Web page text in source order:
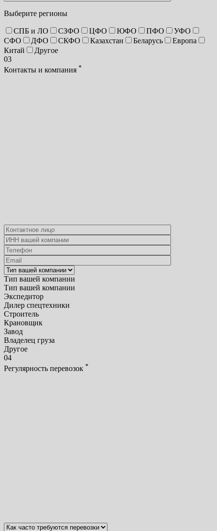
Выберите регионы
СПБ и ЛО СЗФО ЦФО ЮФО ПФО
УФО
СФО
ДФО СКФО Казахстан Беларусь
Европа
Китай
Другое
03
Контакты и компания *
Тип вашей компании
Тип вашей компании
Экспедитор
Дилер спецтехники
Строитель
Крановщик
Завод
Владелец груза
Другое
04
Регулярность перевозок *